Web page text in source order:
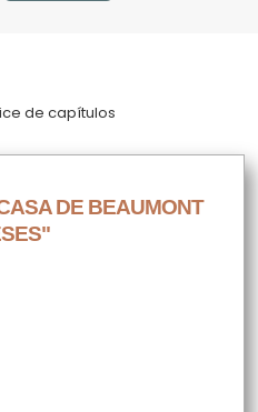
de capítulos
DE BEAUMONT